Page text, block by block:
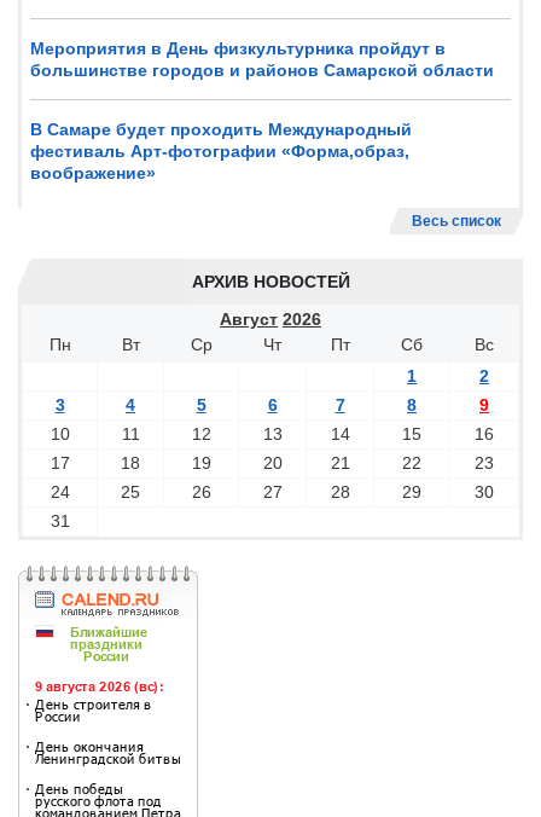
Мероприятия в День физкультурника пройдут в
большинстве городов и районов Самарской области
В Самаре будет проходить Международный
фестиваль Арт-фотографии «Форма,образ,
воображение»
Весь список
АРХИВ НОВОСТЕЙ
Август 2026
Пн
Вт Ср Чт Пт Сб
Вс
1
2
3
4 5 6 7 8
9
10
11 12 13 14 15
16
17
18 19 20 21 22
23
24
25 26 27 28 29
30
31